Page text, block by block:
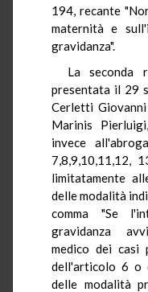
194, recante
maternità e
gravidanza".
La seconda
presentata il 29
Cerletti
Marinis
invece
7,8,9,10,11,12,
limitatamente
delle modalità
comma "Se
gravidanza
medico dei
dell'articolo 6 o
delle modalità